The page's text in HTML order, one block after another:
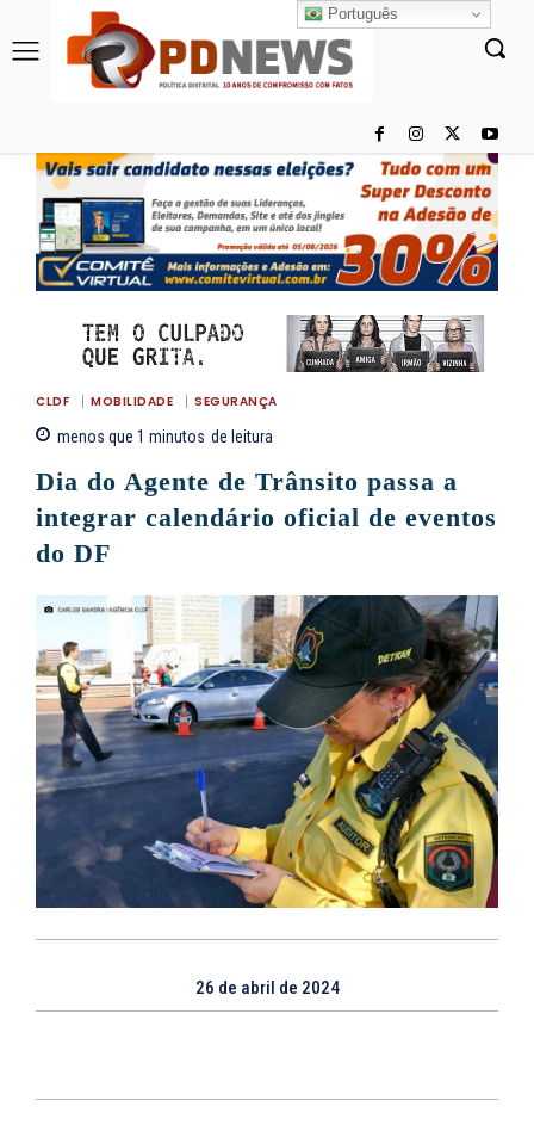
CLDF MOBILIDADE SEGURANÇA
menos que 1 minutos de leitura
Dia do Agente de Trânsito passa a
integrar calendário oficial de eventos
do DF
26 de abril de 2024
Português